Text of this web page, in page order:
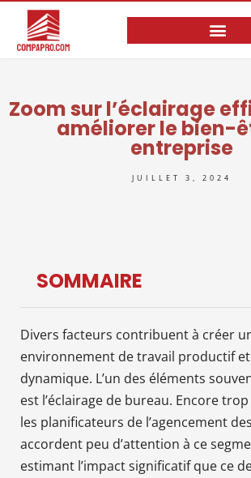
Zoom sur l’éclairage
améliorer le bien-
entreprise
JUILLET 3, 2024
SOMMAIRE
Divers facteurs contribuent à créer
environnement de travail productif et
dynamique. L’un des éléments
est l’éclairage de bureau. Encore
les planificateurs de l’agencement
accordent peu d’attention à ce
estimant l’impact significatif que ce